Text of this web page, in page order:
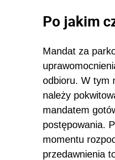
Po jakim
Mandat za
odbioru. W tym
należy
mandatem
postępowania.
momentu
przedawnienia